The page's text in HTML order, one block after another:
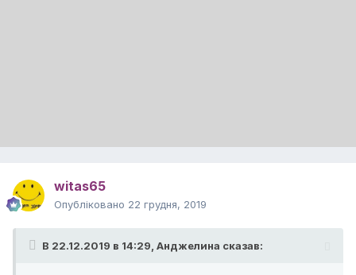
witas65
Опубліковано 22 грудня, 2019
В 22.12.2019 в 14:29, Анджелина сказав: